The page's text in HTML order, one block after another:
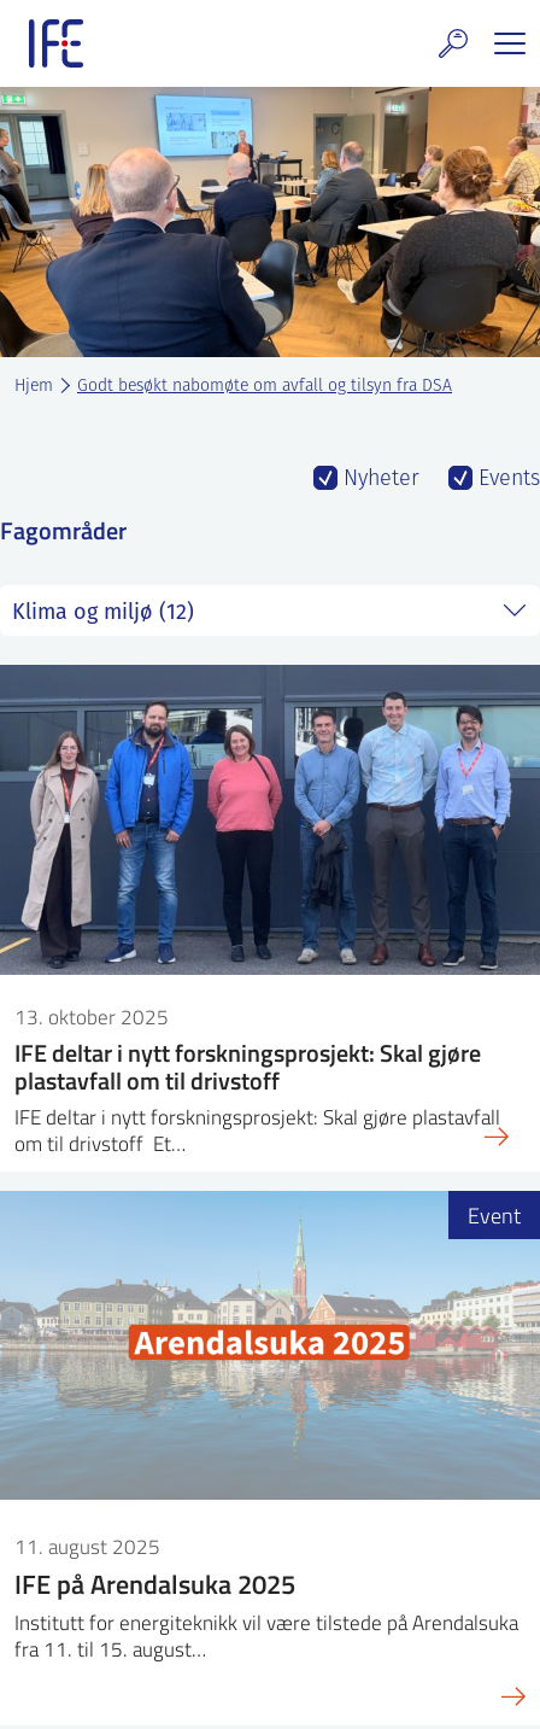
content
og tjenester
teknologi & eiendom
atomanlegg
IFE
Hjem Godt besøkt nabomøte om avfall og tilsyn fra DSA
Fagområder
Nyheter Events
13. oktober 2025
IFE deltar i nytt forskningsprosjekt: Skal gjøre
plastavfall om til drivstoff
IFE deltar i nytt forskningsprosjekt: Skal gjøre plastavfall
om til drivstoff Et…
11. august 2025
IFE på Arendalsuka 2025
Institutt for energiteknikk vil være tilstede på Arendalsuka
fra 11. til 15. august…
Event